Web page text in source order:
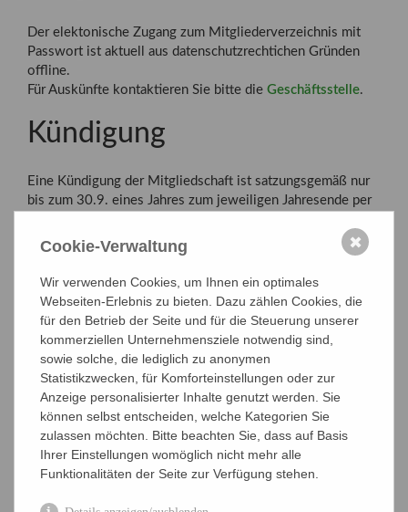
Der elektonische Zugang zum Mitgliederverzeichnis mit
Passwort ist aktuell aus datenschutzrechtichen Gründen
offline.
Für Auskünfte kontaktieren Sie bitte die Geschäftsstelle.
Kündigung
Eine Kündigung der Mitgliedschaft ist satzungsgemäß nur
bis zum 30.9. eines Jahres zum jeweiligen Jahresende per
Bitte achten Sie darauf, dass Sie eine Bestätigung der
Kündigung erhalten und heben Sie diese gut auf.
Mitglied werden
Beiträge und Anmeldung
Mitgliedsbescheinigung
Weitere Infos
Firmenmitgliedschaft
Kündigung Mitgliedschaft
Cookie-Verwaltung
Wir verwenden Cookies, um Ihnen ein optimales
Webseiten-Erlebnis zu bieten. Dazu zählen Cookies, die
für den Betrieb der Seite und für die Steuerung unserer
kommerziellen Unternehmensziele notwendig sind,
sowie solche, die lediglich zu anonymen
Statistikzwecken, für Komforteinstellungen oder zur
Anzeige personalisierter Inhalte genutzt werden. Sie
können selbst entscheiden, welche Kategorien Sie
zulassen möchten. Bitte beachten Sie, dass auf Basis
Ihrer Einstellungen womöglich nicht mehr alle
Funktionalitäten der Seite zur Verfügung stehen.
✖